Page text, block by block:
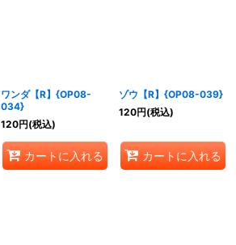
ワンダ【R】{OP08-
034}
120円(税込)
カートに入れる
ゾウ【R】{OP08-039}
120円(税込)
カートに入れる